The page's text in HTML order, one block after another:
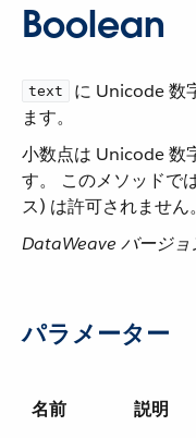
Boolean
text
に Unicode 数
ます。
小数点は Unicode 数
す。 このメソッドで
ス) は許可されません。
DataWeave バージョ
パラメーター
名前 説明